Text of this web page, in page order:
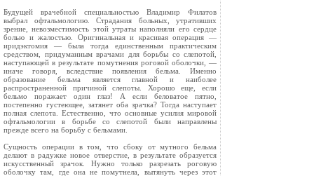
Будущей врачебной специальностью Владимир Филатов
выбрал офтальмологию. Страдания больных, утративших
зрение, невозместимость этой утраты наполняли его сердце
болью и жалостью. Оригинальная и красивая операция —
иридэктомия — была тогда единственным практическим
средством, придуманным врачами для борьбы со слепотой,
наступающей в результате помутнения роговой оболочки, —
иначе говоря, вследствие появления бельма. Именно
образование бельма является главной и наиболее
распространенной причиной слепоты. Хорошо еще, если
бельмо поражает один глаз! А если беловатое пятно,
постепенно густеющее, затянет оба зрачка? Тогда наступает
полная слепота. Естественно, что основные усилия мировой
офтальмологии в борьбе со слепотой были направлены
прежде всего на борьбу с бельмами.
Сущность операции в том, что сбоку от мутного бельма
делают в радужке новое отверстие, в результате образуется
искусственный зрачок. Нужно только разрезать роговую
оболочку там, где она не помутнела, вытянуть через этот